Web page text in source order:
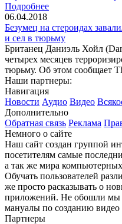
Подробнее
06.04.2018
Безумец на стероидах
и сел в тюрьму
Британец Даниэль Хойл
четырех месяцев
тюрьму. Об этом сообщает
Наши партнеры:
Навигация
Новости Аудио Видео
Дополнительно
Обратная связь Реклама
Немного о сайте
Наш сайт создан группой
посетителям самые
а так же мира
Обучать пользователей
же просто расказывать о
приложений. Не обошли мы
мануалы по созданию видео
Партнеры